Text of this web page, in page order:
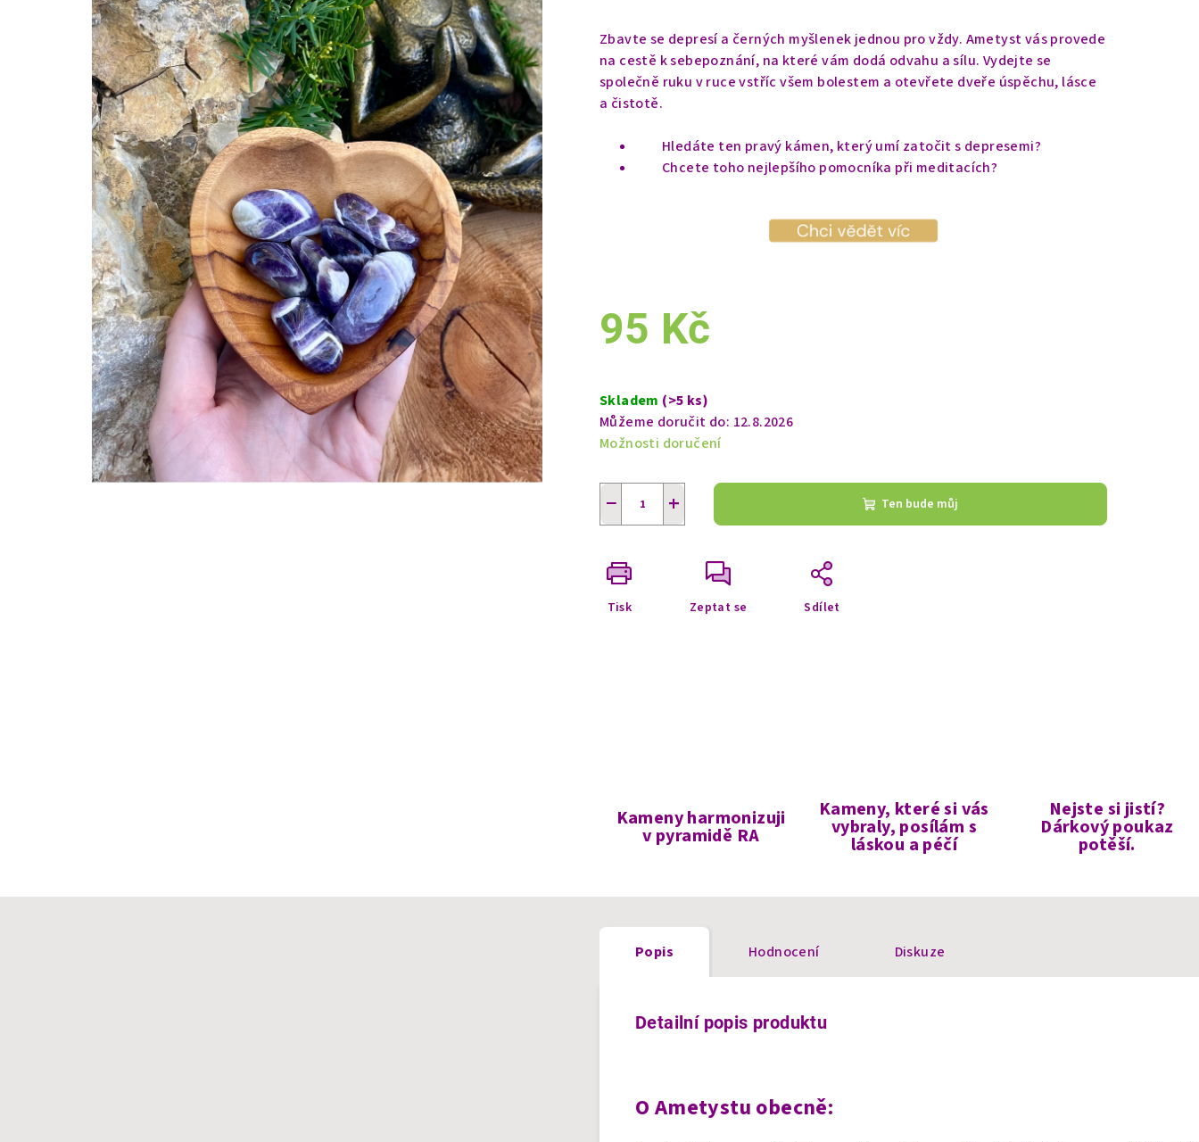
produktu
z
hvězdiček.
Zbavte se depresí a černých myšlenek jednou pro vždy. Ametyst vás provede
na cestě k sebepoznání, na které vám dodá odvahu a sílu. Vydejte se
společně ruku v ruce vstříc všem bolestem a otevřete dveře úspěchu, lásce
a čistotě.
Hledáte ten pravý kámen, který umí zatočit s depresemi?
Chcete toho nejlepšího pomocníka při meditacích?
95 Kč
cena:
Skladem (>5 ks)
Můžeme doručit do: 12.8.2026
Možnosti doručení
+
− Ten bude můj
Tisk Zeptat se Sdílet
Kameny harmonizuji
v pyramidě RA
Kameny, které si vás
vybraly, posílám s
láskou a péčí
Nejste si jistí?
Dárkový poukaz
potěší.
Popis Hodnocení Diskuze
Detailní popis produktu
O Ametystu obecně: